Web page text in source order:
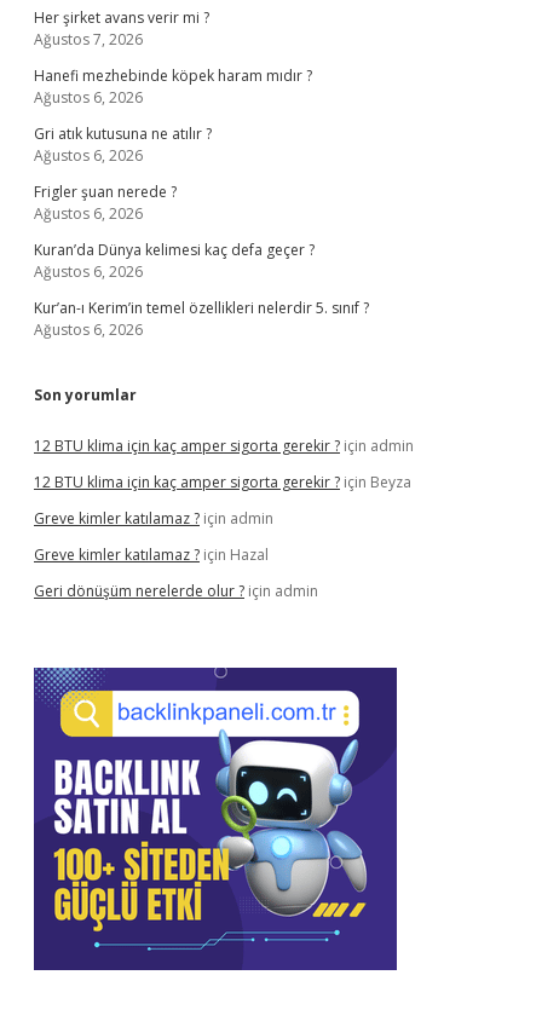
Her şirket avans verir mi ?
Ağustos 7, 2026
Hanefi mezhebinde köpek haram mıdır ?
Ağustos 6, 2026
Gri atık kutusuna ne atılır ?
Ağustos 6, 2026
Frigler şuan nerede ?
Ağustos 6, 2026
Kuran’da Dünya kelimesi kaç defa geçer ?
Ağustos 6, 2026
Kur’an-ı Kerim’in temel özellikleri nelerdir 5. sınıf ?
Ağustos 6, 2026
Son yorumlar
12 BTU klima için kaç amper sigorta gerekir ? için admin
12 BTU klima için kaç amper sigorta gerekir ? için Beyza
Greve kimler katılamaz ? için admin
Greve kimler katılamaz ? için Hazal
Geri dönüşüm nerelerde olur ? için admin